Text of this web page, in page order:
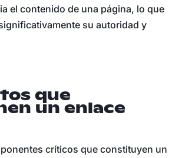
el contenido de una página, lo que
su autoridad y
que
un enlace
críticos que constituyen un